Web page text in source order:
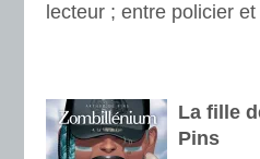
lecteur ; entre policier
La fille
Pins